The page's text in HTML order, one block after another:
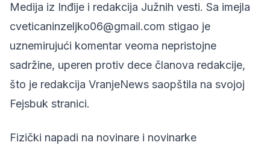
Medija iz Inđije i redakcija Južnih vesti. Sa imejla
cveticaninzeljko06@gmail.com stigao je
uznemirujući komentar veoma nepristojne
sadržine, uperen protiv dece članova redakcije,
što je redakcija VranjeNews saopštila na svojoj
Fejsbuk stranici.
Fizički napadi na novinare i novinarke